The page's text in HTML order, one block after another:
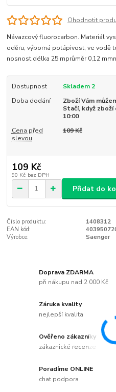
Ohodnotit
Návazcový fluorocarbon. Materiál
oděru, výborná potápivost, ve vodě
nosnost.délka 25 mprůměr 0,12
Dostupnost
Skladem 2
Doba dodání
Zboží Vám
Stačí, když
10:00
Cena před
slevou
109 Kč
109 Kč
90 Kč bez DPH
Přidat do
Číslo produktu:
1408312
EAN kód:
Výrobce:
Saenger
Doprava ZDARMA
při nákupu nad 2 000 Kč
Záruka kvality
nejlepší kvalita
Ověřeno zákazníky
zákaznické recenze
Poradíme ONLINE
chat podpora